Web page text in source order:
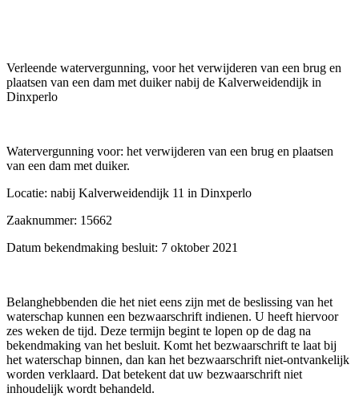
Verleende watervergunning, voor het verwijderen van een brug en
plaatsen van een dam met duiker nabij de Kalverweidendijk in
Dinxperlo
Watervergunning voor: het verwijderen van een brug en plaatsen
van een dam met duiker.
Locatie: nabij Kalverweidendijk 11 in Dinxperlo
Zaaknummer: 15662
Datum bekendmaking besluit: 7 oktober 2021
Belanghebbenden die het niet eens zijn met de beslissing van het
waterschap kunnen een bezwaarschrift indienen. U heeft hiervoor
zes weken de tijd. Deze termijn begint te lopen op de dag na
bekendmaking van het besluit. Komt het bezwaarschrift te laat bij
het waterschap binnen, dan kan het bezwaarschrift niet-ontvankelijk
worden verklaard. Dat betekent dat uw bezwaarschrift niet
inhoudelijk wordt behandeld.